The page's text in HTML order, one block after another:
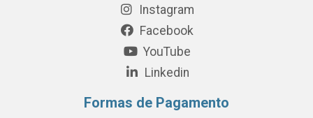
Instagram
Facebook
YouTube
Linkedin
Formas de Pagamento